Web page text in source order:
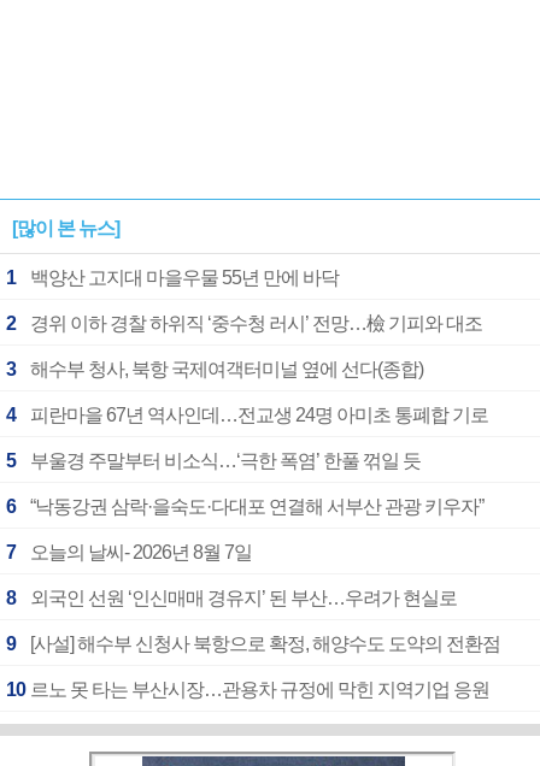
[많이 본 뉴스]
1 백양산 고지대 마을우물 55년 만에 바닥
2 경위 이하 경찰 하위직 ‘중수청 러시’ 전망…檢 기피와 대조
3 해수부 청사, 북항 국제여객터미널 옆에 선다(종합)
4 피란마을 67년 역사인데…전교생 24명 아미초 통폐합 기로
5 부울경 주말부터 비소식…‘극한 폭염’ 한풀 꺾일 듯
6 “낙동강권 삼락·을숙도·다대포 연결해 서부산 관광 키우자”
7 오늘의 날씨- 2026년 8월 7일
8 외국인 선원 ‘인신매매 경유지’ 된 부산…우려가 현실로
9 [사설] 해수부 신청사 북항으로 확정, 해양수도 도약의 전환점
10 르노 못 타는 부산시장…관용차 규정에 막힌 지역기업 응원